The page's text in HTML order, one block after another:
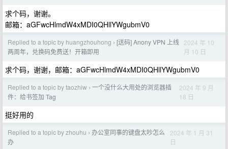
求个码，谢谢。
邮箱：aGFwcHlmdW4xMDI0QHllYWgubmV0
Replied to a topic by huangzhouhong › [送码] Anony VPN 上线
两周年，兑换码免费送！开箱即用
2024 年 10
月 10 日
求个码，谢谢，邮箱：aGFwcHlmdW4xMDI0QHllYWgubmV0
Replied to a topic by taozhiw › 一个没什么大用处的浏览器插
件：给书签加 Tag
2024 年 9 月
18 日
挺好用的
Replied to a topic by zhouhu › 办公室同事的键盘太吵怎么
办
2024 年 1 月 31
日